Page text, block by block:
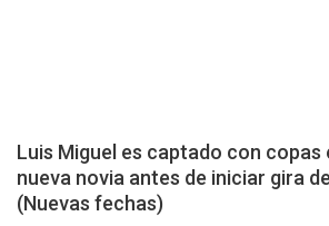
Luis Miguel es captado con copas
nueva novia antes de iniciar gira
(Nuevas fechas)